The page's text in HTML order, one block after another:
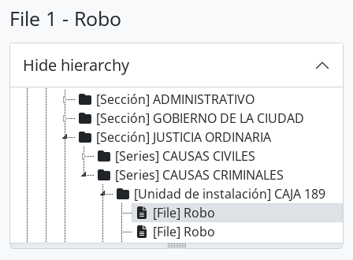
File 1 - Robo
Hide hierarchy
[Record group] ARCHIVO HISTÓRICO
[Agrupación documental] FONDOS INSTITUCIONALES
[Fonds] CABILDO DE LIMA
[Sección] ADMINISTRATIVO
[Sección] GOBIERNO DE LA CIUDAD
[Sección] JUSTICIA ORDINARIA
[Series] CAUSAS CIVILES
[Series] CAUSAS CRIMINALES
[Unidad de instalación] CAJA 189
[File] Robo
[File] Robo
[File] Homicidio